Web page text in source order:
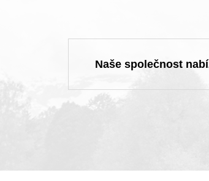
Naše společnost